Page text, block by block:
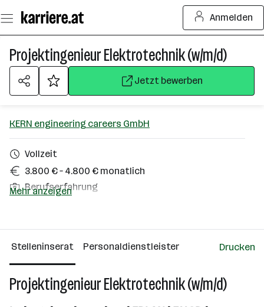
Seiteninhalt
springen
Anmelden
Projektingenieur Elektrotechnik (w/m/d)
Jetzt bewerben
KERN engineering careers GmbH
Vollzeit
3.800 € – 4.800 € monatlich
Berufserfahrung
Linz
Mehr anzeigen
Stelleninserat Personaldienstleister Drucken
Projektingenieur Elektrotechnik (w/m/d)